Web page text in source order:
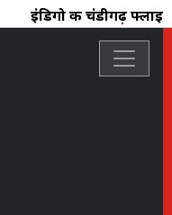
इंडिगो की चंडीगढ़